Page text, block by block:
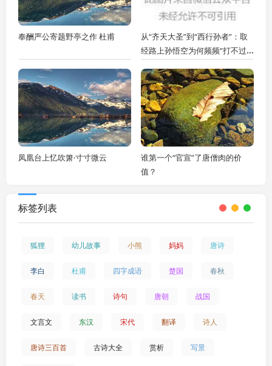
奉酬严公寄题野亭之作 杜甫
从“齐天大圣”到“西行孙者”：取
经路上孙悟空为何频频“打不过”
凤凰台上忆吹箫·寸寸微云
谁第一个“官宣”了唐僧肉的价
值？
标签列表
狐狸 幼儿故事 小熊 妈妈 唐诗
李白 杜甫 四字成语 楚国 春秋
春天 读书 诗句 唐朝 战国
文言文 东汉 宋代 翻译 诗人
唐诗三百首 古诗大全 赏析 写景